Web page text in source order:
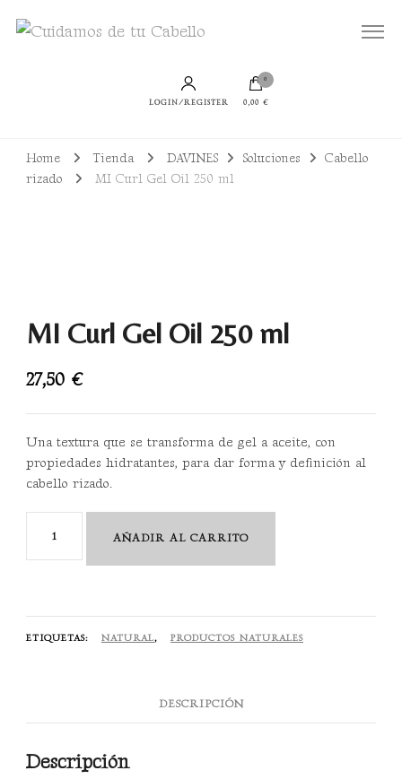
Cuidamos de tu Cabello
Todo lo que necesitas para lucir un cabello bien cuidado, sano y con productos
sostenibles
LOGIN/REGISTER
0
0,00 €
Home Tienda DAVINES Soluciones
Cabello
rizado
MI Curl Gel Oil 250 ml
MI Curl Gel Oil 250 ml
27,50 €
Una textura que se transforma de gel a aceite, con
propiedades hidratantes, para dar forma y definición al
cabello rizado.
AÑADIR AL CARRITO
ETIQUETAS: NATURAL, PRODUCTOS NATURALES
DESCRIPCIÓN
Descripción